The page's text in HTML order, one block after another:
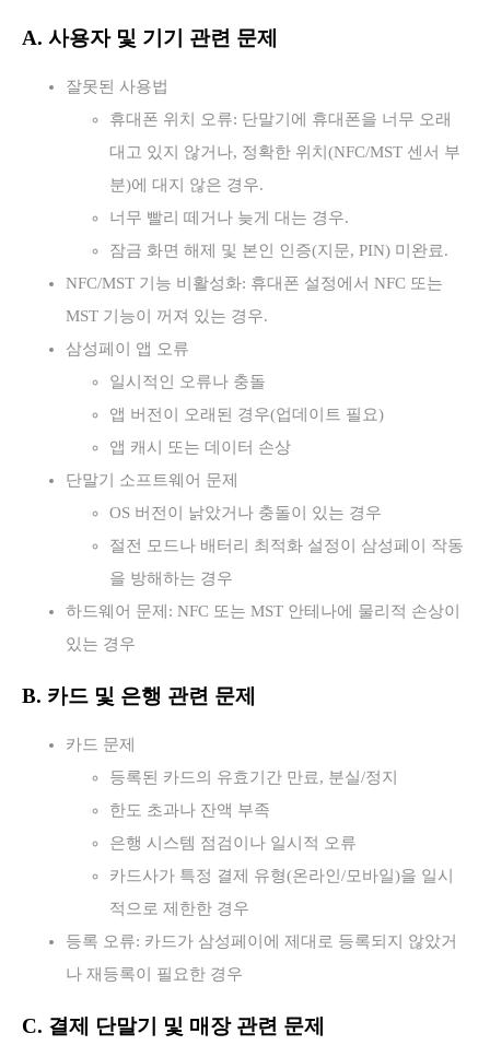
A. 사용자 및 기기 관련 문제
잘못된 사용법
휴대폰 위치 오류: 단말기에 휴대폰을 너무 오래
대고 있지 않거나, 정확한 위치(NFC/MST 센서 부
분)에 대지 않은 경우.
너무 빨리 떼거나 늦게 대는 경우.
잠금 화면 해제 및 본인 인증(지문, PIN) 미완료.
NFC/MST 기능 비활성화: 휴대폰 설정에서 NFC 또는
MST 기능이 꺼져 있는 경우.
삼성페이 앱 오류
일시적인 오류나 충돌
앱 버전이 오래된 경우(업데이트 필요)
앱 캐시 또는 데이터 손상
단말기 소프트웨어 문제
OS 버전이 낡았거나 충돌이 있는 경우
절전 모드나 배터리 최적화 설정이 삼성페이 작동
을 방해하는 경우
하드웨어 문제: NFC 또는 MST 안테나에 물리적 손상이
있는 경우
B. 카드 및 은행 관련 문제
카드 문제
등록된 카드의 유효기간 만료, 분실/정지
한도 초과나 잔액 부족
은행 시스템 점검이나 일시적 오류
카드사가 특정 결제 유형(온라인/모바일)을 일시
적으로 제한한 경우
등록 오류: 카드가 삼성페이에 제대로 등록되지 않았거
나 재등록이 필요한 경우
C. 결제 단말기 및 매장 관련 문제